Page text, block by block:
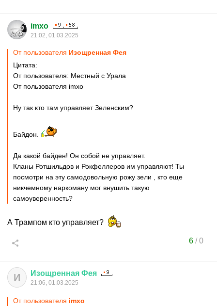
imxo
21:02, 01.03.2025
От пользователя Изощренная Фея
Цитата:
От пользователя: Местный с Урала
От пользователя imxo
Ну так кто там управляет Зеленским?
Байдон.
Да какой байден! Он собой не управляет.
Кланы Ротшильдов и Рокфеллеров им управляют! Ты
посмотри на эту самодовольную рожу зели , кто еще
никчемному наркоману мог внушить такую
самоуверенность?
А Трампом кто управляет?
6/0
И Изощренная Фея
21:06, 01.03.2025
От пользователя imxo